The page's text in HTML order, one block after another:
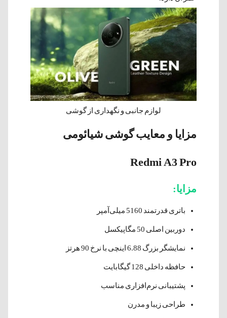
لوازم جانبی و نگهداری از گوشی
مزایا و معایب گوشی شیائومی
Redmi A3 Pro
مزایا:
باتری قدرتمند 5160 میلی‌آمپر
دوربین اصلی 50 مگاپیکسل
نمایشگر بزرگ 6.88 اینچی با نرخ 90 هرتز
حافظه داخلی 128 گیگابایت
پشتیبانی نرم‌افزاری مناسب
طراحی زیبا و مدرن